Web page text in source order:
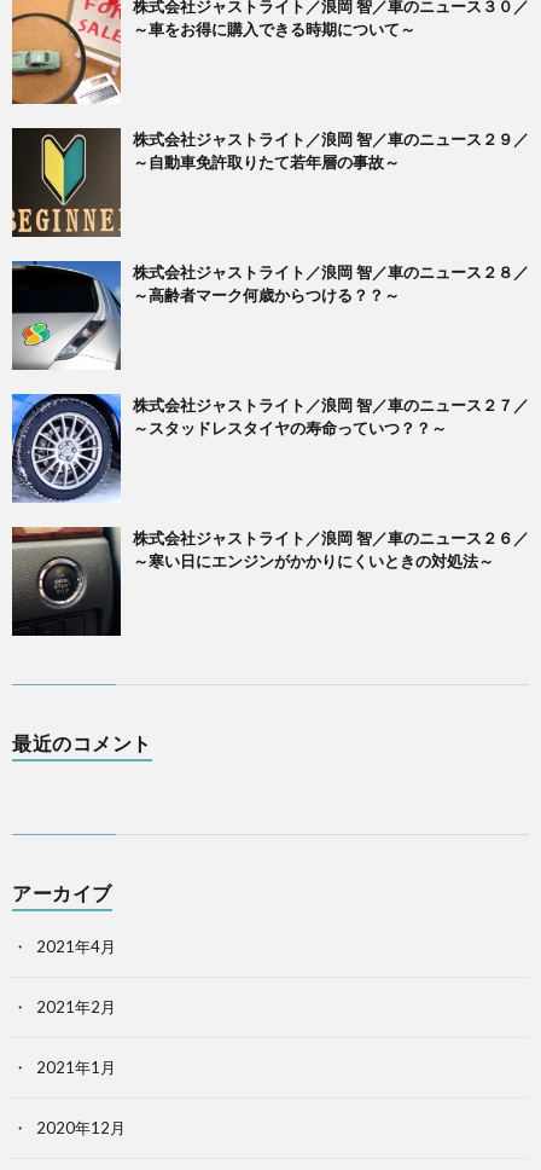
株式会社ジャストライト／浪岡 智／車のニュース３０／
～車をお得に購入できる時期について～
株式会社ジャストライト／浪岡 智／車のニュース２９／
～自動車免許取りたて若年層の事故～
株式会社ジャストライト／浪岡 智／車のニュース２８／
～高齢者マーク何歳からつける？？～
株式会社ジャストライト／浪岡 智／車のニュース２７／
～スタッドレスタイヤの寿命っていつ？？～
株式会社ジャストライト／浪岡 智／車のニュース２６／
～寒い日にエンジンがかかりにくいときの対処法～
最近のコメント
アーカイブ
2021年4月
2021年2月
2021年1月
2020年12月